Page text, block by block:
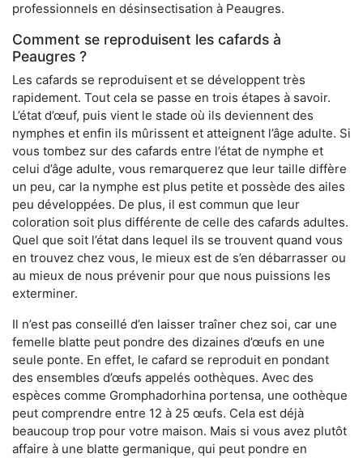
professionnels en désinsectisation à Peaugres.
Comment se reproduisent les cafards à
Peaugres ?
Les cafards se reproduisent et se développent très
rapidement. Tout cela se passe en trois étapes à savoir.
L’état d’œuf, puis vient le stade où ils deviennent des
nymphes et enfin ils mûrissent et atteignent l’âge adulte. Si
vous tombez sur des cafards entre l’état de nymphe et
celui d’âge adulte, vous remarquerez que leur taille diffère
un peu, car la nymphe est plus petite et possède des ailes
peu développées. De plus, il est commun que leur
coloration soit plus différente de celle des cafards adultes.
Quel que soit l’état dans lequel ils se trouvent quand vous
en trouvez chez vous, le mieux est de s’en débarrasser ou
au mieux de nous prévenir pour que nous puissions les
exterminer.
Il n’est pas conseillé d’en laisser traîner chez soi, car une
femelle blatte peut pondre des dizaines d’œufs en une
seule ponte. En effet, le cafard se reproduit en pondant
des ensembles d’œufs appelés oothèques. Avec des
espèces comme Gromphadorhina portensa, une oothèque
peut comprendre entre 12 à 25 œufs. Cela est déjà
beaucoup trop pour votre maison. Mais si vous avez plutôt
affaire à une blatte germanique, qui peut pondre en